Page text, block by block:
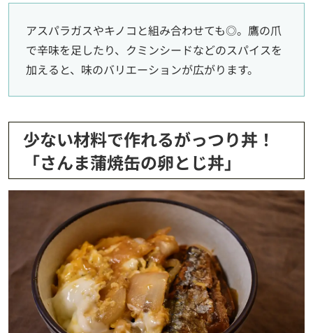
アスパラガスやキノコと組み合わせても◎。鷹の爪
で辛味を足したり、クミンシードなどのスパイスを
加えると、味のバリエーションが広がります。
少ない材料で作れるがっつり丼！
「さんま蒲焼缶の卵とじ丼」